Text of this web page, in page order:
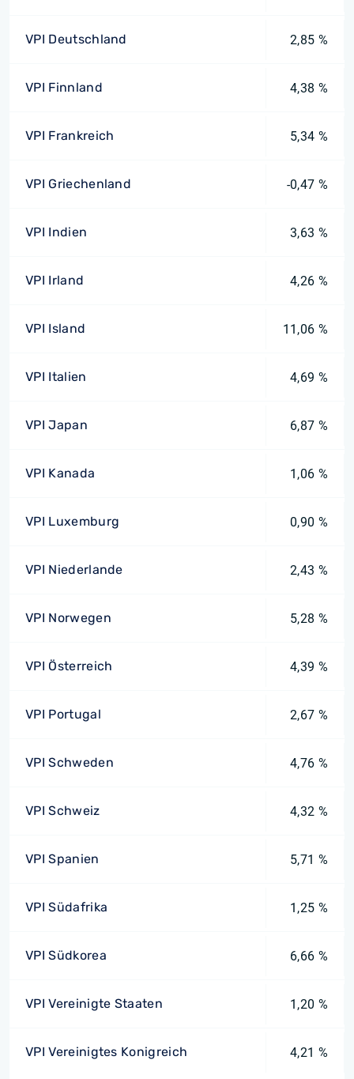
VPI Deutschland 2,85 %
VPI Finnland 4,38 %
VPI Frankreich 5,34 %
VPI Griechenland -0,47 %
VPI Indien 3,63 %
VPI Irland 4,26 %
VPI Island 11,06 %
VPI Italien 4,69 %
VPI Japan 6,87 %
VPI Kanada 1,06 %
VPI Luxemburg 0,90 %
VPI Niederlande 2,43 %
VPI Norwegen 5,28 %
VPI Österreich 4,39 %
VPI Portugal 2,67 %
VPI Schweden 4,76 %
VPI Schweiz 4,32 %
VPI Spanien 5,71 %
VPI Südafrika 1,25 %
VPI Südkorea 6,66 %
VPI Vereinigte Staaten 1,20 %
VPI Vereinigtes Konigreich 4,21 %